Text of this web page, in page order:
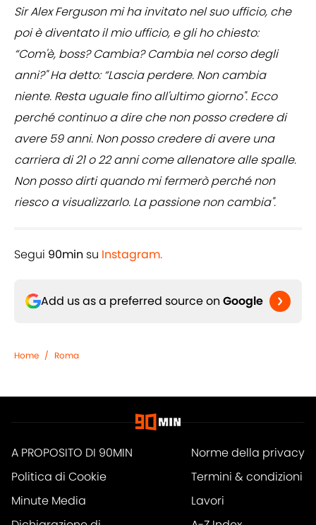
Sir Alex Ferguson mi ha invitato nel suo ufficio, che
poi è diventato il mio ufficio, e gli ho chiesto:
“Com'è, boss? Cambia? Cambia nel corso degli
anni?" Ha detto: “Lascia perdere. Non cambia
niente. Resta uguale fino all'ultimo giorno". Ecco
perché continuo a dire che non posso credere di
avere 59 anni. Non posso credere di avere una
carriera di 21 o 22 anni come allenatore alle spalle.
Non posso dirti quando mi fermerò perché non
riesco a visualizzarlo. La passione non cambia".
Segui 90min su Instagram.
Add us as a preferred source on Google
Home / Roma
A PROPOSITO DI 90MIN
Norme della privacy
Politica di Cookie
Termini & condizioni
Minute Media
Lavori